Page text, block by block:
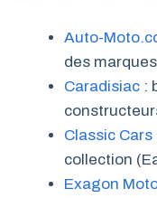
Auto-
des
Caradisiac :
Classic Cars
collection
Exagon